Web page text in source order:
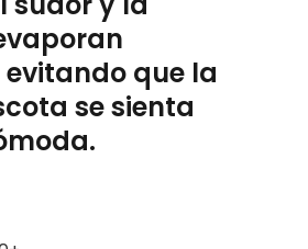
que la
se sienta